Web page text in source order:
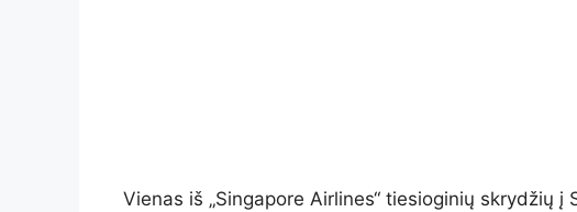
Vienas iš „Singapore Airlines“ tiesioginių skrydžių į